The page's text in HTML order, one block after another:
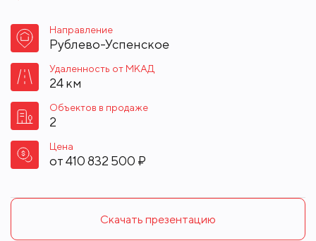
Направление
Рублево-Успенское
Удаленность от МКАД
24 км
Объектов в продаже
2
Цена
от410 832 500 ₽
Скачать презентацию